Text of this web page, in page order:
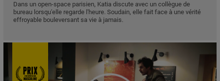
Dans un open-space parisien, Katia discute avec un collègue de
bureau lorsqu'elle regarde l'heure. Soudain, elle fait face à une vérité
effroyable bouleversant sa vie à jamais.